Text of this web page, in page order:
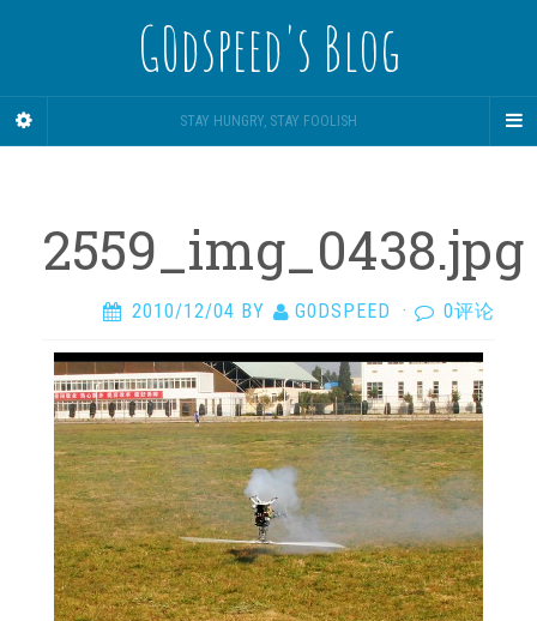
G0dspeed's Blog
STAY HUNGRY, STAY FOOLISH
2559_img_0438.jpg
2010/12/04 BY G0DSPEED · 0评论